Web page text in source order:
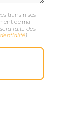
transmises
de ma
faite des
)